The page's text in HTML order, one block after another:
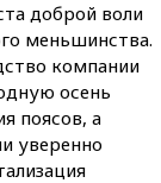
доброй воли
меньшинства.
компании
осень
поясов, а
уверенно